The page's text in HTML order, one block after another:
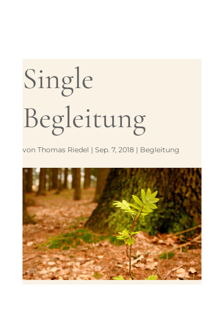
Single
Begleitung
von Thomas Riedel | Sep. 7, 2018| Begleitung